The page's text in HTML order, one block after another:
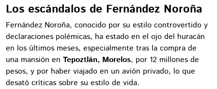
Los escándalos de Fernández Noroña
Fernández Noroña, conocido por su estilo controvertido y
declaraciones polémicas, ha estado en el ojo del huracán
en los últimos meses, especialmente tras la compra de
una mansión en Tepoztlán, Morelos, por 12 millones de
pesos, y por haber viajado en un avión privado, lo que
desató críticas sobre su estilo de vida.